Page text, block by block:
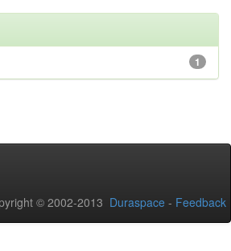
1
© 2002-2013 Duraspace - Feedback